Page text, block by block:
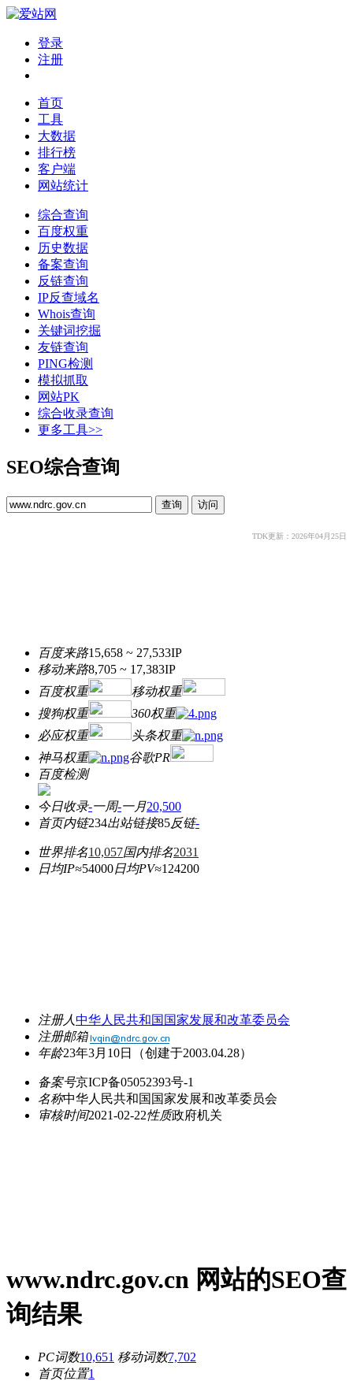
登录
注册
首页
工具
大数据
排行榜
客户端
网站统计
综合查询
百度权重
历史数据
备案查询
反链查询
IP反查域名
Whois查询
关键词挖掘
友链查询
PING检测
模拟抓取
网站PK
综合收录查询
更多工具>>
SEO综合查询
TDK更新：2026年04月25日
百度来路15,658 ~ 27,533IP
移动来路8,705 ~ 17,383IP
百度权重
移动权重
搜狗权重
360权重
必应权重
头条权重
神马权重
谷歌PR
百度检测
今日收录-一周-一月20,500
首页内链234出站链接85反链-
世界排名10,057国内排名2031
日均IP≈54000日均PV≈124200
注册人中华人民共和国国家发展和改革委员会
注册邮箱
年龄23年3月10日 （创建于2003.04.28）
备案号京ICP备05052393号-1
名称中华人民共和国国家发展和改革委员会
审核时间2021-02-22性质政府机关
www.ndrc.gov.cn 网站的SEO查
询结果
PC词数10,651 移动词数7,702
首页位置1